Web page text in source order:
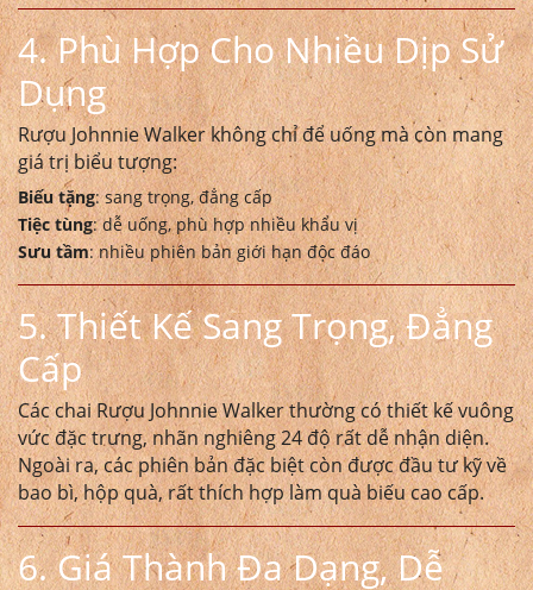
4. Phù Hợp Cho Nhiều Dịp Sử
Dụng
Rượu Johnnie Walker không chỉ để uống mà còn mang
giá trị biểu tượng:
Biếu tặng: sang trọng, đẳng cấp
Tiệc tùng: dễ uống, phù hợp nhiều khẩu vị
Sưu tầm: nhiều phiên bản giới hạn độc đáo
5. Thiết Kế Sang Trọng, Đẳng
Cấp
Các chaiRượu Johnnie Walkerthường có thiết kế vuông
vức đặc trưng, nhãn nghiêng 24 độ rất dễ nhận diện.
Ngoài ra, các phiên bản đặc biệt còn được đầu tư kỹ về
bao bì, hộp quà, rất thích hợp làm quà biếu cao cấp.
6. Giá Thành Đa Dạng, Dễ